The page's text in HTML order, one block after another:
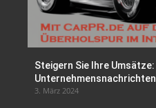
Steigern Sie Ihre
Unternehmensnachrichten
3. März 2024